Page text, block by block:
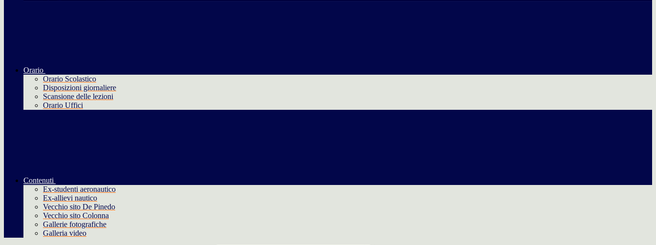
Orario
Orario Scolastico
Disposizioni giornaliere
Scansione delle lezioni
Orario Uffici
Contenuti
Ex-studenti aeronautico
Ex-allievi nautico
Vecchio sito De Pinedo
Vecchio sito Colonna
Gallerie fotografiche
Galleria video